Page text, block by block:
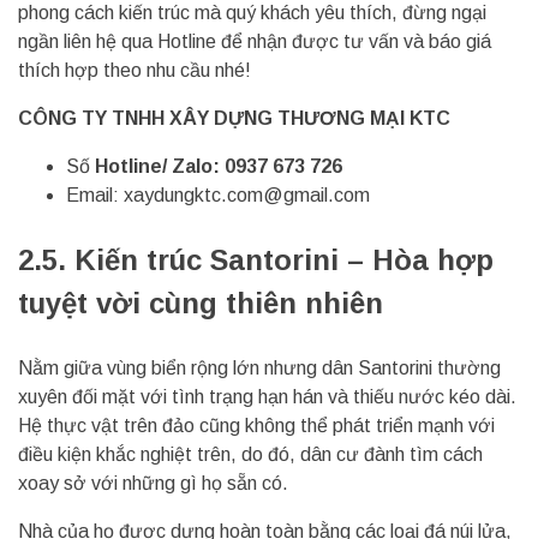
phong cách kiến trúc mà quý khách yêu thích, đừng ngại
ngần liên hệ qua Hotline để nhận được tư vấn và báo giá
thích hợp theo nhu cầu nhé!
CÔNG TY TNHH XÂY DỰNG THƯƠNG MẠI KTC
Số Hotline/ Zalo: 0937 673 726
Email: xaydungktc.com@gmail.com
2.5. Kiến trúc Santorini – Hòa hợp
tuyệt vời cùng thiên nhiên
Nằm giữa vùng biển rộng lớn nhưng dân Santorini thường
xuyên đối mặt với tình trạng hạn hán và thiếu nước kéo dài.
Hệ thực vật trên đảo cũng không thể phát triển mạnh với
điều kiện khắc nghiệt trên, do đó, dân cư đành tìm cách
xoay sở với những gì họ sẵn có.
Nhà của họ được dựng hoàn toàn bằng các loại đá núi lửa,